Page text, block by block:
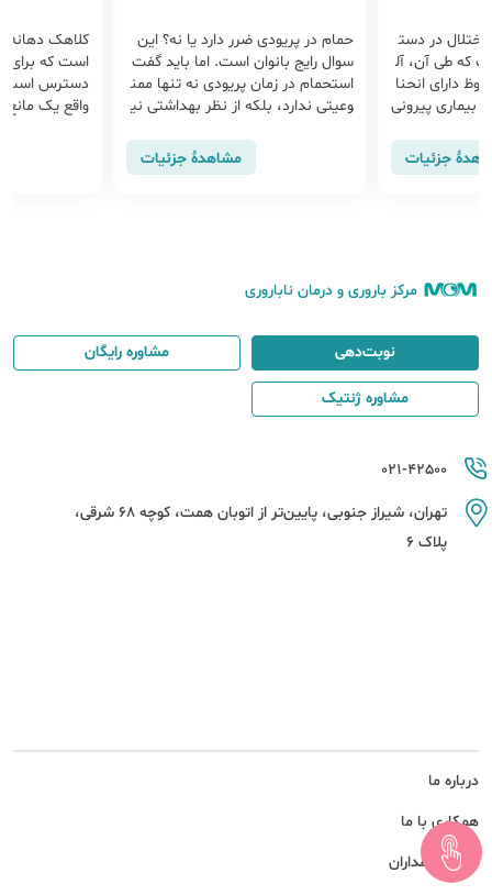
در دست
که طی آن، آل
دارای انحنا
بیماری پیرونی
بالای 40 سال دیده می شو
هر سنی ایجا
جزئیات
حمام در پریودی ضرر دارد یا نه؟ این
سوال رایج بانوان است. اما باید گفت
استحمام در زمان پریودی نه تنها ممن
وعیتی ندارد، بلکه از نظر بهداشتی نی
چگونگی استحمام در زمان پریود را در
این مقاله بخوانید.
مشاهدهٔ جزئیات
کلاهک دهانه
است که برای
دسترس است.
واقع یک مانع
مرکز باروری و درمان ناباروری
درباره ما
همکاری با ما
امور سهامداران
021-42500
تهران، شیراز جنوبی، پایین‌تر از اتوبان همت، کوچه 68 شرقی،
پلاک 6
نوبت‌دهی مشاوره رایگان
مشاوره ژنتیک